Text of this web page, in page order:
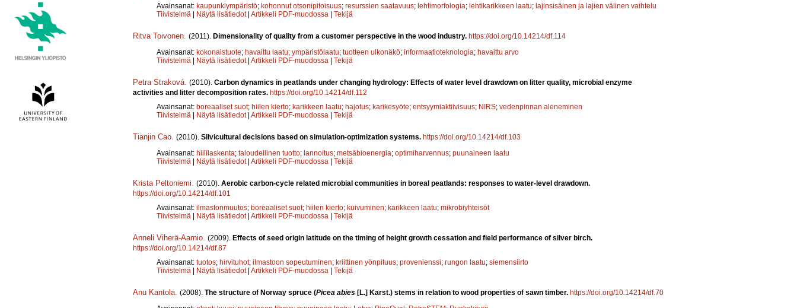
Avainsanat: kaupunkiympäristö; kohonnut otsonipitoisuus; resurssien saatavuus; lehtimorfologia; lehtikarikkeen laatu; lajinsisäinen ja lajien välinen vaihtelu
Tiivistelmä | Näytä lisätiedot | Artikkeli PDF-muodossa | Tekijä
Ritva Toivonen (2011). Dimensionality of quality from a customer perspective in the wood industry. https://doi.org/10.14214/df.114
Avainsanat: kokonaistuote; havaittu laatu; ympäristölaatu; tuotteen ulkonäkö; informaatioteknologia; havaittu arvo
Tiivistelmä | Näytä lisätiedot | Artikkeli PDF-muodossa | Tekijä
Petra Straková (2010). Carbon dynamics in peatlands under changing hydrology: Effects of water level drawdown on litter quality, microbial enzyme
activities and litter decomposition rates. https://doi.org/10.14214/df.112
Avainsanat: boreaaliset suot; hiilen kierto; karikkeen laatu; hajotus; karikesyöte; entsyymiaktiivisuus; NIRS; vedenpinnan aleneminen
Tiivistelmä | Näytä lisätiedot | Artikkeli PDF-muodossa | Tekijä
Tianjin Cao (2010). Silvicultural decisions based on simulation-optimization systems. https://doi.org/10.14214/df.103
Avainsanat: hiililaskenta; taloudellinen tuotto; lannoitus; metsäbioenergia; optimiharvennus; puunaineen laatu
Tiivistelmä | Näytä lisätiedot | Artikkeli PDF-muodossa | Tekijä
Krista Peltoniemi (2010). Aerobic carbon-cycle related microbial communities in boreal peatlands: responses to water-level drawdown.
https://doi.org/10.14214/df.101
Avainsanat: ilmastonmuutos; boreaaliset suot; hiilen kierto; kuivuminen; karikkeen laatu; mikrobiyhteisöt
Tiivistelmä | Näytä lisätiedot | Artikkeli PDF-muodossa | Tekijä
Anneli Viherä-Aarnio (2009). Effects of seed origin latitude on the timing of height growth cessation and field performance of silver birch.
https://doi.org/10.14214/df.87
Avainsanat: tuotos; hirvituhot; ilmastoon sopeutuminen; kriittinen yönpituus; provenienssi; rungon laatu; siemensiirto
Tiivistelmä | Näytä lisätiedot | Artikkeli PDF-muodossa | Tekijä
Anu Kantola (2008). The structure of Norway spruce (Picea abies [L.] Karst.) stems in relation to wood properties of sawn timber. https://doi.org/10.14214/df.70